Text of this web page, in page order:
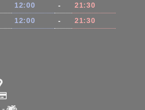
12:00 -
21:30
12:00 - 21:30